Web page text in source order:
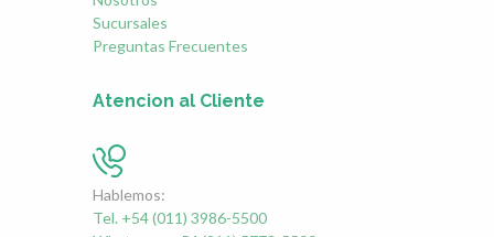
Sucursales
Preguntas Frecuentes
Atencion al Cliente
Hablemos:
Tel. +54 (011) 3986-5500